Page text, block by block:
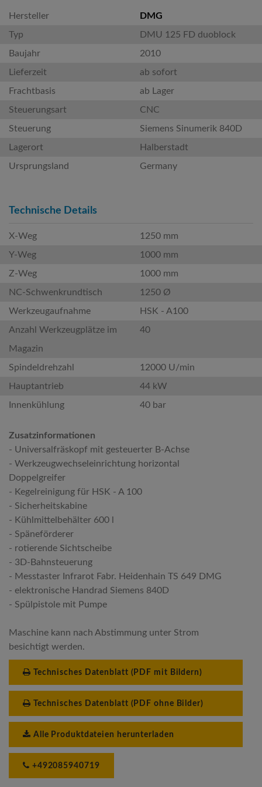
Hersteller
DMG
Typ
DMU 125 FD duoblock
Baujahr
2010
Lieferzeit
ab sofort
Frachtbasis
ab Lager
Steuerungsart
CNC
Steuerung
Siemens Sinumerik 840D
Lagerort
Halberstadt
Ursprungsland
Germany
Technische Details
X-Weg
1250 mm
Y-Weg
1000 mm
Z-Weg
1000 mm
NC-Schwenkrundtisch
1250 Ø
Werkzeugaufnahme
HSK - A100
Anzahl Werkzeugplätze im
Magazin
40
Spindeldrehzahl
12000 U/min
Hauptantrieb
44 kW
Innenkühlung
40 bar
Zusatzinformationen
- Universalfräskopf mit gesteuerter B-Achse
- Werkzeugwechseleinrichtung horizontal
Doppelgreifer
- Kegelreinigung für HSK - A 100
- Sicherheitskabine
- Kühlmittelbehälter 600 l
- Späneförderer
- rotierende Sichtscheibe
- 3D-Bahnsteuerung
- Messtaster Infrarot Fabr. Heidenhain TS 649 DMG
- elektronische Handrad Siemens 840D
- Spülpistole mit Pumpe
Maschine kann nach Abstimmung unter Strom
besichtigt werden.
Technisches Datenblatt (PDF mit Bildern)
Technisches Datenblatt (PDF ohne Bilder)
Alle Produktdateien herunterladen
+492085940719